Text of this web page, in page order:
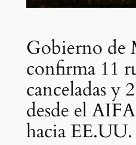
Gobierno de
confirma 11
canceladas y
desde el
hacia EE.UU.